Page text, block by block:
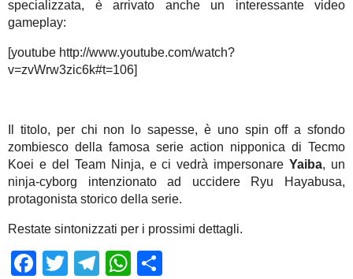
specializzata, è arrivato anche un interessante video
gameplay:
[youtube http://www.youtube.com/watch?
v=zvWrw3zic6k#t=106]
Il titolo, per chi non lo sapesse, è uno spin off a sfondo
zombiesco della famosa serie action nipponica di Tecmo
Koei e del Team Ninja, e ci vedrà impersonareYaiba, un
ninja-cyborg intenzionato ad uccidere Ryu Hayabusa,
protagonista storico della serie.
Restate sintonizzati per i prossimi dettagli.
Facebook
TwitterTelegram
WhatsApp